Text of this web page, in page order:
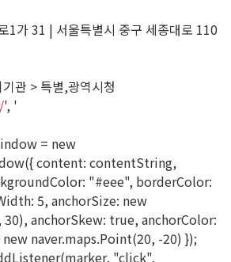
1가 31 | 서울특별시 중구 세종대로 110
관 > 특별,광역시청
', '
= new
content: contentString,
"#eee", borderColor:
5, anchorSize: new
30), anchorSkew: true, anchorColor:
naver.maps.Point(20, -20) });
"click",